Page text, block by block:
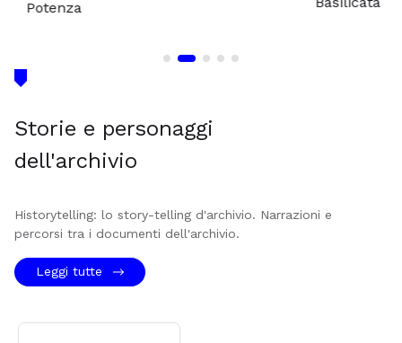
Storie e personaggi
dell'archivio
Historytelling: lo story-telling d'archivio. Narrazioni e
percorsi tra i documenti dell'archivio.
Leggi tutte